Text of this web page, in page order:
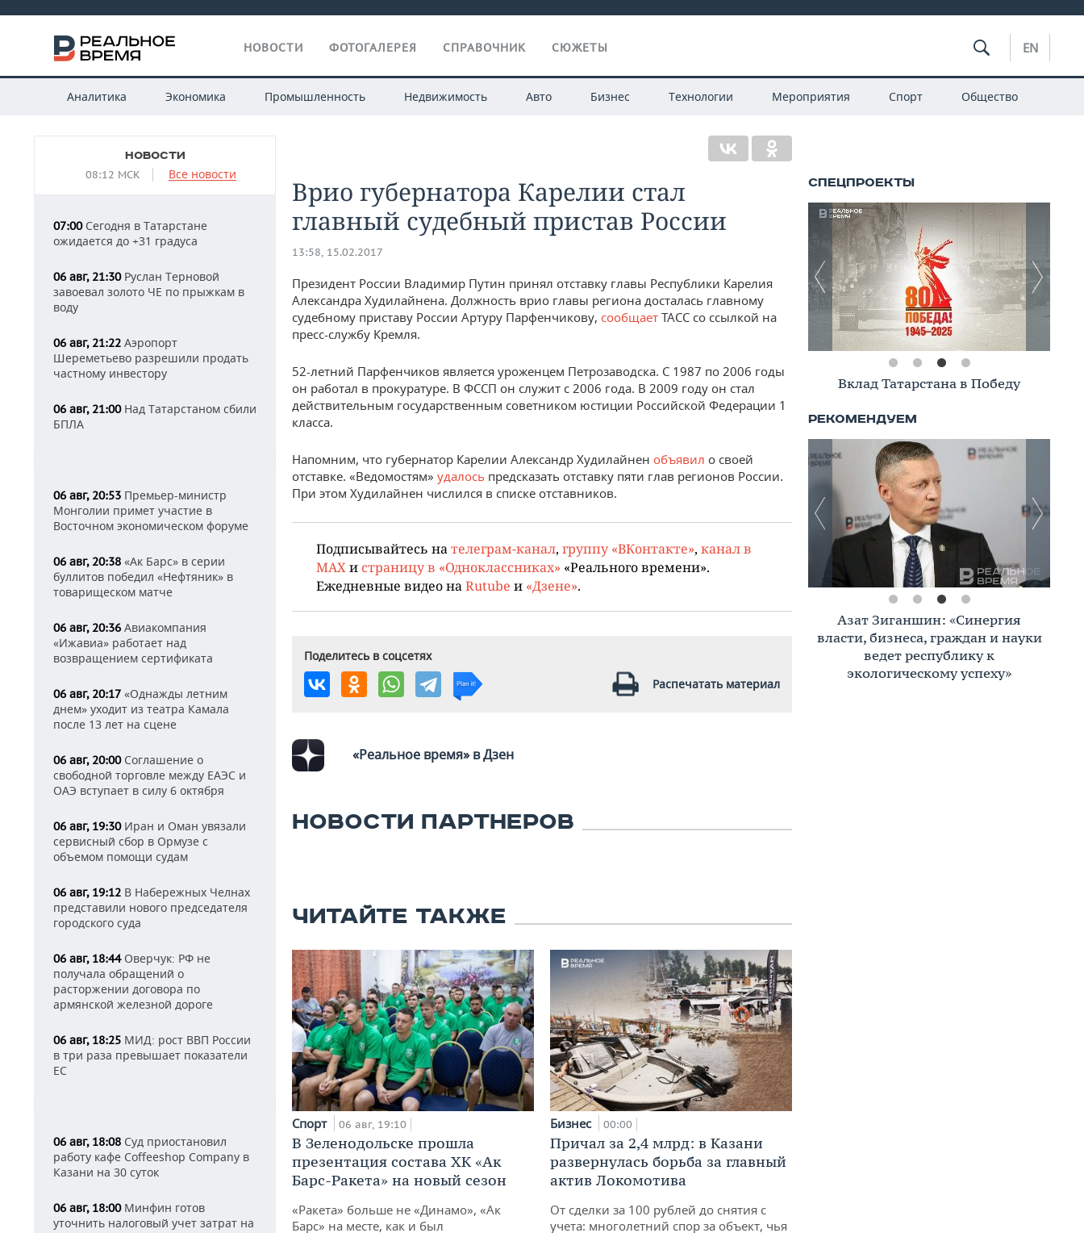
НОВОСТИ ФОТОГАЛЕРЕЯ СПРАВОЧНИК СЮЖЕТЫ EN
Аналитика Экономика Промышленность Недвижимость Авто Бизнес Технологии Мероприятия Спорт Общество
НОВОСТИ
08:12 МСК Все новости
07:00Сегодня в Татарстане
ожидается до +31 градуса
06 авг, 21:30Руслан Терновой
завоевал золото ЧЕ по прыжкам в
воду
06 авг, 21:22 Аэропорт
Шереметьево разрешили продать
частному инвестору
06 авг, 21:00Над Татарстаном сбили
БПЛА
06 авг, 20:53 Премьер-министр
Монголии примет участие в
Восточном экономическом форуме
06 авг, 20:38 «Ак Барс» в серии
буллитов победил «Нефтяник» в
товарищеском матче
06 авг, 20:36 Авиакомпания
«Ижавиа» работает над
возвращением сертификата
06 авг, 20:17 «Однажды летним
днем» уходит из театра Камала
после 13 лет на сцене
06 авг, 20:00Соглашение о
свободной торговле между ЕАЭС и
ОАЭ вступает в силу 6 октября
06 авг, 19:30Иран и Оман увязали
сервисный сбор в Ормузе с
объемом помощи судам
06 авг, 19:12 В Набережных Челнах
представили нового председателя
городского суда
06 авг, 18:44Оверчук: РФ не
получала обращений о
расторжении договора по
армянской железной дороге
06 авг, 18:25 МИД: рост ВВП России
в три раза превышает показатели
ЕС
06 авг, 18:08 Суд приостановил
работу кафе Coffeeshop Company в
Казани на 30 суток
06 авг, 18:00Минфин готов
уточнить налоговый учет затрат на
Врио губернатора Карелии стал
главный судебный пристав России
13:58, 15.02.2017
Президент России Владимир Путин принял отставку главы Республики Карелия
Александра Худилайнена. Должность врио главы региона досталась главному
судебному приставу России Артуру Парфенчикову, сообщает ТАСС со ссылкой на
пресс-службу Кремля.
52-летний Парфенчиков является уроженцем Петрозаводска. С 1987 по 2006 годы
он работал в прокуратуре. В ФССП он служит с 2006 года. В 2009 году он стал
действительным государственным советником юстиции Российской Федерации 1
класса.
Напомним, что губернатор Карелии Александр Худилайнен объявил о своей
отставке. «Ведомостям» удалось предсказать отставку пяти глав регионов России.
При этом Худилайнен числился в списке отставников.
Подписывайтесь на телеграм-канал, группу «ВКонтакте», канал в
MAX и страницу в «Одноклассниках» «Реального времени».
Ежедневные видео на Rutube и «Дзене».
Поделитесь в соцсетях
Распечатать материал
«Реальное время» в Дзен
НОВОСТИ ПАРТНЕРОВ
ЧИТАЙТЕ ТАКЖЕ
Спорт 06 авг, 19:10
В Зеленодольске прошла
презентация состава ХК «Ак
Барс-Ракета» на новый сезон
«Ракета» больше не «Динамо», «Ак
Барс» на месте, как и был
Бизнес 00:00
Причал за 2,4 млрд: в Казани
развернулась борьба за главный
актив Локомотива
От сделки за 100 рублей до снятия с
учета: многолетний спор за объект, чья
Вклад Татарстана в Победу
Азат Зиганшин: «Синергия
власти, бизнеса, граждан и науки
ведет республику к
экологическому успеху»